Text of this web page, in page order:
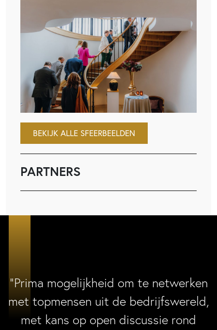
BEKIJK ALLE SFEERBEELDEN
PARTNERS
“Prima mogelijkheid om te netwerken
met topmensen uit de bedrijfswereld,
met kans op open discussie rond